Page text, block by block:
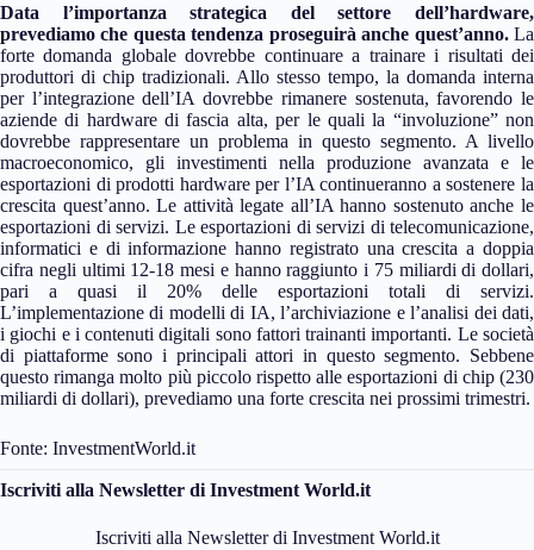
Data l’importanza strategica del settore dell’hardware,
prevediamo che questa tendenza proseguirà anche quest’anno.La
forte domanda globale dovrebbe continuare a trainare i risultati dei
produttori di chip tradizionali. Allo stesso tempo, la domanda interna
per l’integrazione dell’IA dovrebbe rimanere sostenuta, favorendo le
aziende di hardware di fascia alta, per le quali la “involuzione” non
dovrebbe rappresentare un problema in questo segmento. A livello
macroeconomico, gli investimenti nella produzione avanzata e le
esportazioni di prodotti hardware per l’IA continueranno a sostenere la
crescita quest’anno. Le attività legate all’IA hanno sostenuto anche le
esportazioni di servizi. Le esportazioni di servizi di telecomunicazione,
informatici e di informazione hanno registrato una crescita a doppia
cifra negli ultimi 12-18 mesi e hanno raggiunto i 75 miliardi di dollari,
pari a quasi il 20% delle esportazioni totali di servizi.
L’implementazione di modelli di IA, l’archiviazione e l’analisi dei dati,
i giochi e i contenuti digitali sono fattori trainanti importanti. Le società
di piattaforme sono i principali attori in questo segmento. Sebbene
questo rimanga molto più piccolo rispetto alle esportazioni di chip (230
miliardi di dollari), prevediamo una forte crescita nei prossimi trimestri.
Fonte: InvestmentWorld.it
Iscriviti alla Newsletter di Investment World.it
Iscriviti alla Newsletter di Investment World.it